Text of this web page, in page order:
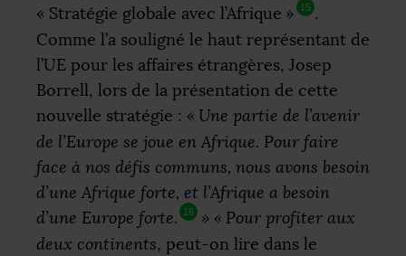
« Stratégie globale avec l’Afrique » 15 .
Comme l’a souligné le haut représentant de
l’UE pour les affaires étrangères, Josep
Borrell, lors de la présentation de cette
nouvelle stratégie : « Une partie de l’avenir
de l’Europe se joue en Afrique. Pour faire
face à nos défis communs, nous avons besoin
d’une Afrique forte, et l’Afrique a besoin
d’une Europe forte.
16 » « Pour profiter aux
deux continents, peut-on lire dans le